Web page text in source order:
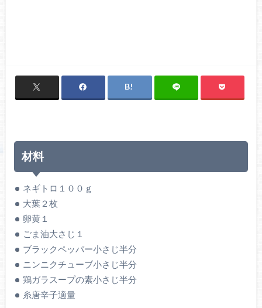
材料
ネギトロ１００ｇ
大葉２枚
卵黄１
ごま油大さじ１
ブラックペッパー小さじ半分
ニンニクチューブ小さじ半分
鶏ガラスープの素小さじ半分
糸唐辛子適量